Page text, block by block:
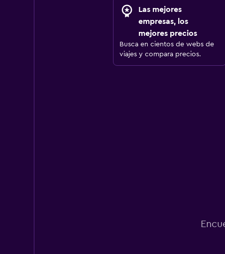
Las mejores
empresas, los
mejores precios
Busca en cientos de webs de
viajes y compara precios.